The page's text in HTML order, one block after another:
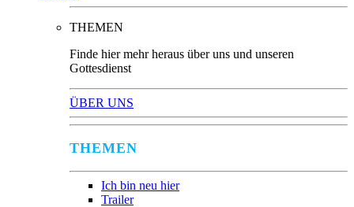
THEMEN
Finde hier mehr heraus über uns und unseren
Gottesdienst
ÜBER UNS
THEMEN
Ich bin neu hier
Trailer